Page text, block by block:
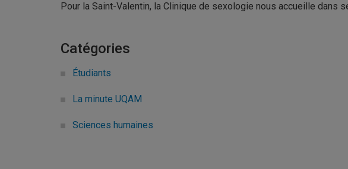
Pour la Saint-Valentin, la Clinique de sexologie nous accueille dans
Catégories
Étudiants
La minute UQAM
Sciences humaines